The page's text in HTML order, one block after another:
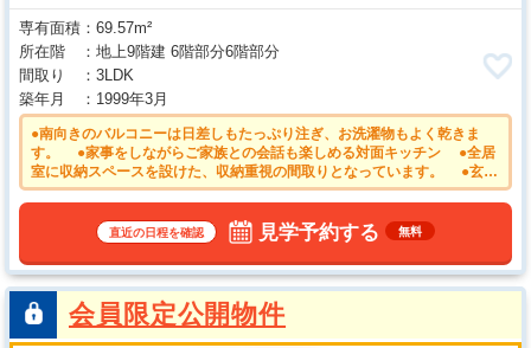
専有面積
69.57m²
所在階
地上9階建 6階部分6階部分
間取り
3LDK
築年月
1999年3月
●南向きのバルコニーは日差しもたっぷり注ぎ、お洗濯物もよく乾きま
す。 ●家事をしながらご家族との会話も楽しめる対面キッチン ●全居
室に収納スペースを設けた、収納重視の間取りとなっています。 ●玄関
前を通る人が少ない角部屋は、静かでプライバシーを確保しやすくなりま
直近の日程を確認 見学予約する 無料
会員限定公開物件